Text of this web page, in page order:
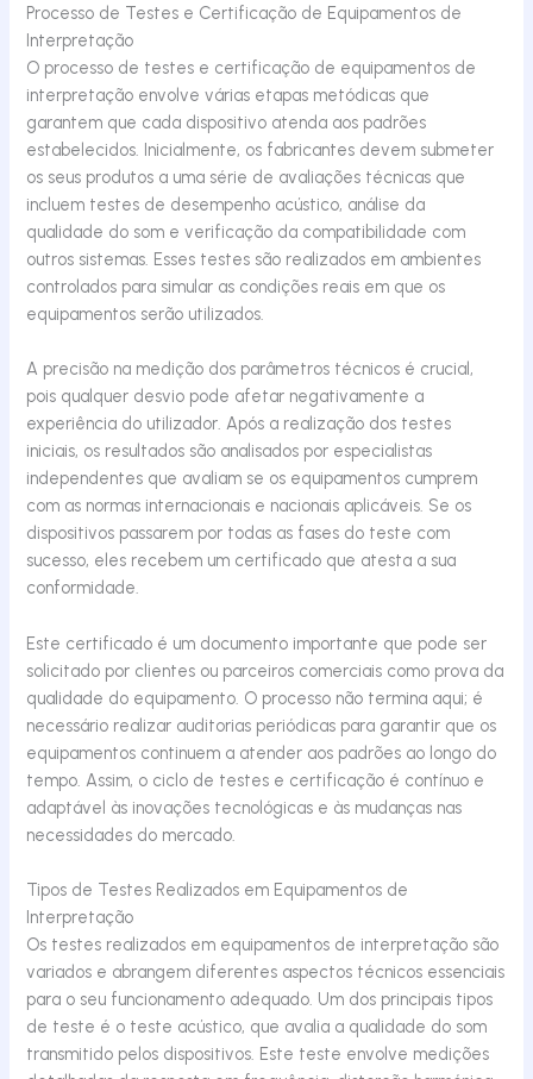
Processo de Testes e Certificação de Equipamentos de
Interpretação
O processo de testes e certificação de equipamentos de
interpretação envolve várias etapas metódicas que
garantem que cada dispositivo atenda aos padrões
estabelecidos. Inicialmente, os fabricantes devem submeter
os seus produtos a uma série de avaliações técnicas que
incluem testes de desempenho acústico, análise da
qualidade do som e verificação da compatibilidade com
outros sistemas. Esses testes são realizados em ambientes
controlados para simular as condições reais em que os
equipamentos serão utilizados.
A precisão na medição dos parâmetros técnicos é crucial,
pois qualquer desvio pode afetar negativamente a
experiência do utilizador. Após a realização dos testes
iniciais, os resultados são analisados por especialistas
independentes que avaliam se os equipamentos cumprem
com as normas internacionais e nacionais aplicáveis. Se os
dispositivos passarem por todas as fases do teste com
sucesso, eles recebem um certificado que atesta a sua
conformidade.
Este certificado é um documento importante que pode ser
solicitado por clientes ou parceiros comerciais como prova da
qualidade do equipamento. O processo não termina aqui; é
necessário realizar auditorias periódicas para garantir que os
equipamentos continuem a atender aos padrões ao longo do
tempo. Assim, o ciclo de testes e certificação é contínuo e
adaptável às inovações tecnológicas e às mudanças nas
necessidades do mercado.
Tipos de Testes Realizados em Equipamentos de
Interpretação
Os testes realizados em equipamentos de interpretação são
variados e abrangem diferentes aspectos técnicos essenciais
para o seu funcionamento adequado. Um dos principais tipos
de teste é o teste acústico, que avalia a qualidade do som
transmitido pelos dispositivos. Este teste envolve medições